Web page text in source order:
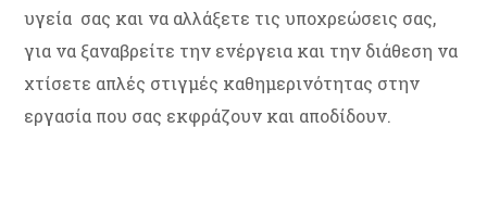
υγεία σας και να αλλάξετε τις υποχρεώσεις σας,
για να ξαναβρείτε την ενέργεια και την διάθεση να
χτίσετε απλές στιγμές καθημερινότητας στην
εργασία που σας εκφράζουν και αποδίδουν.